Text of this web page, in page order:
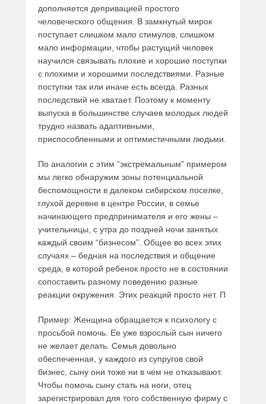
дополняется депривацией простого
человеческого общения. В замкнутый мирок
поступает слишком мало стимулов, слишком
мало информации, чтобы растущий человек
научился связывать плохие и хорошие поступки
с плохими и хорошими последствиями. Разные
поступки так или иначе есть всегда. Разных
последствий не хватает. Поэтому к моменту
выпуска в большинстве случаев молодых людей
трудно назвать адаптивными,
приспособленными и оптимистичными людьми.
По аналогии с этим “экстремальным” примером
мы легко обнаружим зоны потенциальной
беспомощности в далеком сибирском поселке,
глухой деревне в центре России, в семье
начинающего предпринимателя и его жены –
учительницы, с утра до поздней ночи занятых
каждый своим “бизнесом”. Общее во всех этих
случаях – бедная на последствия и общение
среда, в которой ребенок просто не в состоянии
сопоставить разному поведению разные
реакции окружения. Этих реакций просто нет. П
Пример: Женщина обращается к психологу с
просьбой помочь. Ее уже взрослый сын ничего
не желает делать. Семья довольно
обеспеченная, у каждого из супругов свой
бизнес, сыну они тоже ни в чем не отказывают.
Чтобы помочь сыну стать на ноги, отец
зарегистрировал для того собственную фирму с